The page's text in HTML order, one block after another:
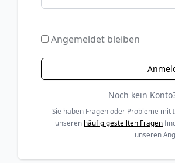
Angemeldet bleiben
Noch kein
Sie haben Fragen oder Probleme mit
unseren häufig gestellten Fragen
unseren